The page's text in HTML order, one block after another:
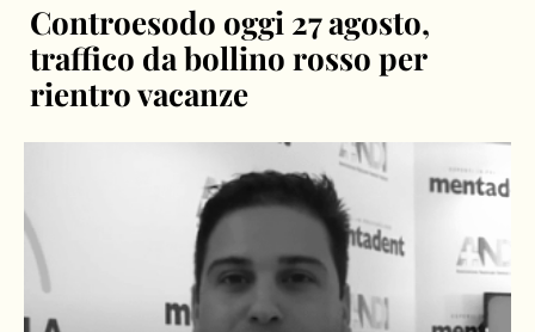
Controesodo oggi 27 agosto,
traffico da bollino rosso per
rientro vacanze